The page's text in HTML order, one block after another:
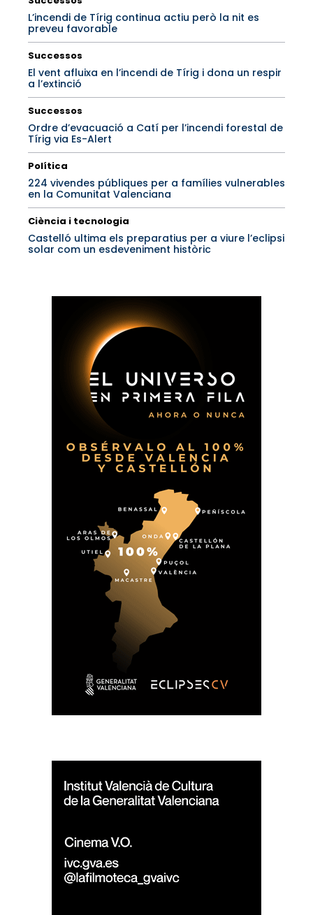
L’incendi de Tírig continua actiu però la nit es
preveu favorable
Successos
El vent afluixa en l’incendi de Tírig i dona un respir
a l’extinció
Successos
Ordre d’evacuació a Catí per l’incendi forestal de
Tírig via Es-Alert
Política
224 vivendes públiques per a famílies vulnerables
en la Comunitat Valenciana
Ciència i tecnologia
Castelló ultima els preparatius per a viure l’eclipsi
solar com un esdeveniment històric